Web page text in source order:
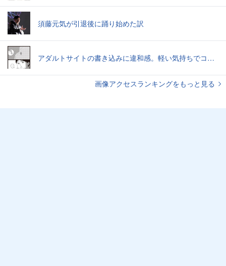
須藤元気が引退後に踊り始めた訳
アダルトサイトの書き込みに違和感。軽い気持ちでコメントしてみると…／近畿地方のある場所について（1）
画像アクセスランキングをもっと見る